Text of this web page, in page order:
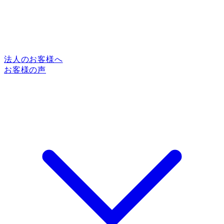
法人のお客様へ
お客様の声